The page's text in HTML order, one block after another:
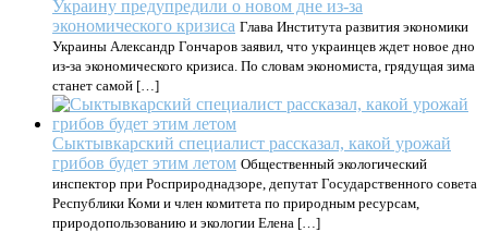
Украину предупредили о новом дне из-за
экономического кризиса Глава Института развития экономики
Украины Александр Гончаров заявил, что украинцев ждет новое дно
из-за экономического кризиса. По словам экономиста, грядущая зима
станет самой […]
Сыктывкарский специалист рассказал, какой урожай
грибов будет этим летом Общественный экологический
инспектор при Росприроднадзоре, депутат Государственного совета
Республики Коми и член комитета по природным ресурсам,
природопользованию и экологии Елена […]